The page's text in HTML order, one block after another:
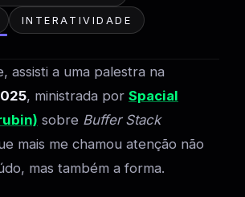
INTERATIVIDADE
assisti a uma palestra na
, ministrada por Spacial
sobre Buffer Stack
mais me chamou atenção não
mas também a forma.